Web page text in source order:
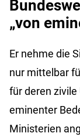
„von
Er nehme die
nur mittelbar
für deren zivile
eminenter
Ministerien